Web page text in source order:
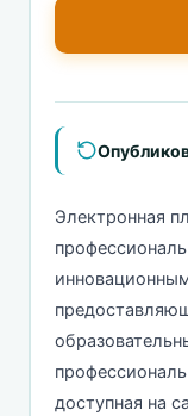
Электронная
доступная на